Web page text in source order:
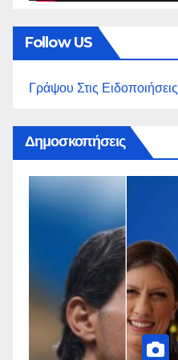
Follow US
Γράψου Στις Ειδοποιήσεις
Δημοσκοπήσεις